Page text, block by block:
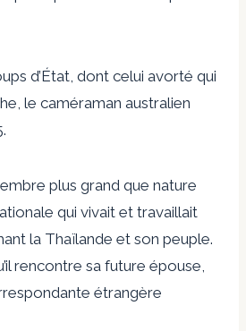
d’État, dont celui avorté qui
le caméraman australien
plus grand que nature
qui vivait et travaillait
la Thaïlande et son peuple.
rencontre sa future épouse,
étrangère